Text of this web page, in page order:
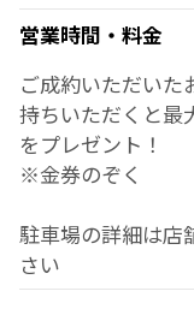
営業時間・料金
ご成約いただいた
持ちいただくと最
をプレゼント！
※金券のぞく
駐車場の詳細は店
さい